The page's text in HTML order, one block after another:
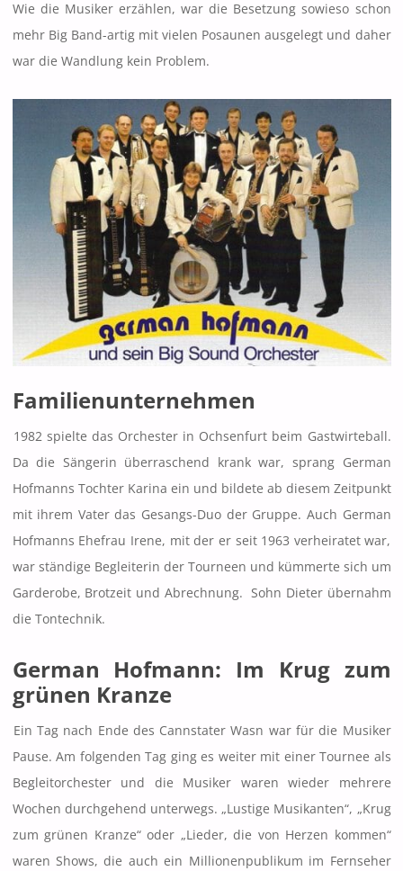
Wie die Musiker erzählen, war die Besetzung sowieso schon
mehr Big Band-artig mit vielen Posaunen ausgelegt und daher
war die Wandlung kein Problem.
Familienunternehmen
1982 spielte das Orchester in Ochsenfurt beim Gastwirteball.
Da die Sängerin überraschend krank war, sprang German
Hofmanns Tochter Karina ein und bildete ab diesem Zeitpunkt
mit ihrem Vater das Gesangs-Duo der Gruppe. Auch German
Hofmanns Ehefrau Irene, mit der er seit 1963 verheiratet war,
war ständige Begleiterin der Tourneen und kümmerte sich um
Garderobe, Brotzeit und Abrechnung. Sohn Dieter übernahm
die Tontechnik.
German Hofmann: Im Krug zum
grünen Kranze
Ein Tag nach Ende des Cannstater Wasn war für die Musiker
Pause. Am folgenden Tag ging es weiter mit einer Tournee als
Begleitorchester und die Musiker waren wieder mehrere
Wochen durchgehend unterwegs. „Lustige Musikanten“, „Krug
zum grünen Kranze“ oder „Lieder, die von Herzen kommen“
waren Shows, die auch ein Millionenpublikum im Fernseher